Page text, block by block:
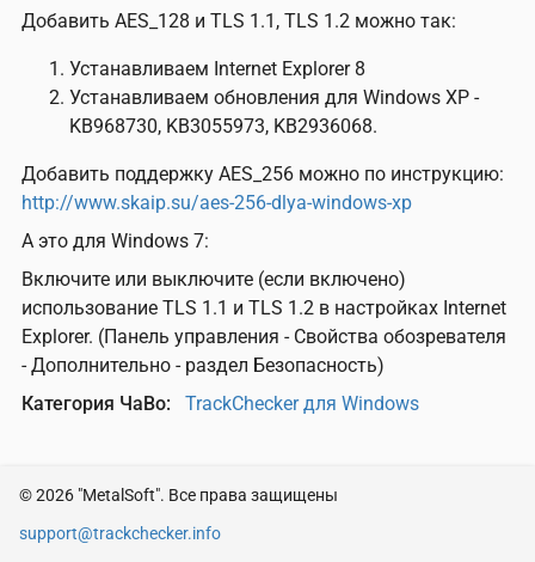
Добавить AES_128 и TLS 1.1, TLS 1.2 можно так:
Устанавливаем Internet Explorer 8
Устанавливаем обновления для Windows XP -
KB968730, KB3055973, KB2936068.
Добавить поддержку AES_256 можно по инструкцию:
http://www.skaip.su/aes-256-dlya-windows-xp
А это для Windows 7:
Включите или выключите (если включено)
использование TLS 1.1 и TLS 1.2 в настройках Internet
Explorer. (Панель управления - Свойства обозревателя
- Дополнительно - раздел Безопасность)
Категория ЧаВо
TrackChecker для Windows
© 2026 "MetalSoft". Все права защищены
support@trackchecker.info